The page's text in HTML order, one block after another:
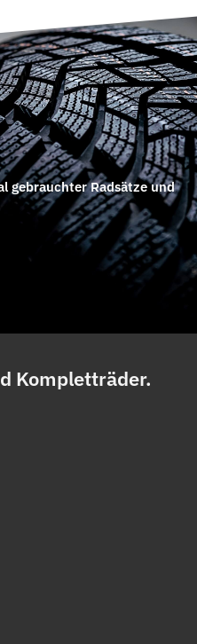
gebrauchter Radsätze und
Kompletträder.